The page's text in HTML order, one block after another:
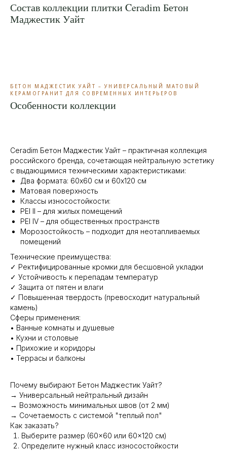
Состав коллекции плитки Ceradim Бетон
Маджестик Уайт
БЕТОН МАДЖЕСТИК УАЙТ – УНИВЕРСАЛЬНЫЙ МАТОВЫЙ
КЕРАМОГРАНИТ ДЛЯ СОВРЕМЕННЫХ ИНТЕРЬЕРОВ
Особенности коллекции
Ceradim Бетон Маджестик Уайт – практичная коллекция
российского бренда, сочетающая нейтральную эстетику
с выдающимися техническими характеристиками:
Два формата: 60х60 см и 60х120 см
Матовая поверхность
Классы износостойкости:
PEI ll – для жилых помещений
PEI IV – для общественных пространств
Морозостойкость – подходит для неотапливаемых
помещений
Технические преимущества:
✓ Ректифицированные кромки для бесшовной укладки
✓ Устойчивость к перепадам температур
✓ Защита от пятен и влаги
✓ Повышенная твердость (превосходит натуральный
камень)
Сферы применения:
• Ванные комнаты и душевые
• Кухни и столовые
• Прихожие и коридоры
• Террасы и балконы
Почему выбирают Бетон Маджестик Уайт?
→ Универсальный нейтральный дизайн
→ Возможность минимальных швов (от 2 мм)
→ Сочетаемость с системой "теплый пол"
Как заказать?
Выберите размер (60×60 или 60×120 см)
Определите нужный класс износостойкости